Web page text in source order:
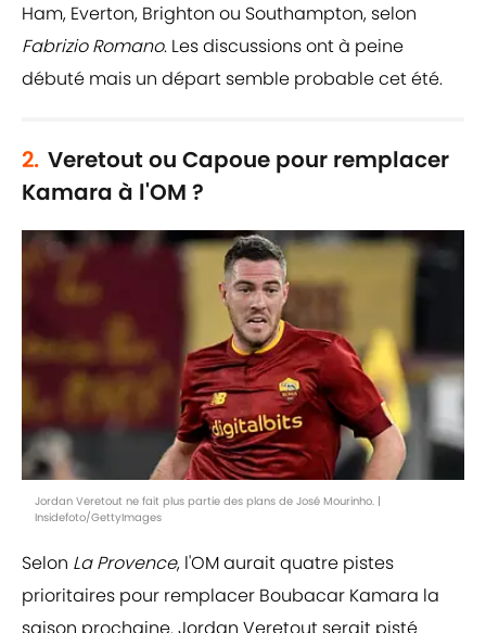
Ham, Everton, Brighton ou Southampton, selon
Fabrizio Romano. Les discussions ont à peine
débuté mais un départ semble probable cet été.
2. Veretout ou Capoue pour remplacer
Kamara à l'OM ?
Jordan Veretout ne fait plus partie des plans de José Mourinho. |
Insidefoto/GettyImages
Selon La Provence, l'OM aurait quatre pistes
prioritaires pour remplacer Boubacar Kamara la